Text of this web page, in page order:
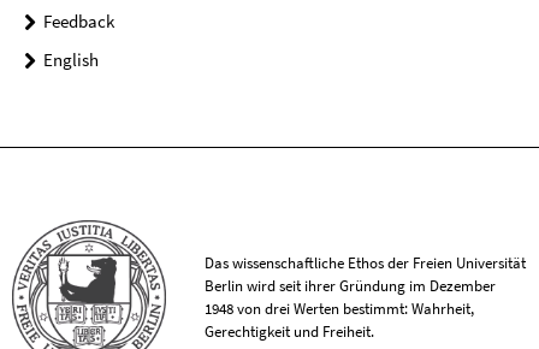
Feedback
English
Das wissenschaftliche Ethos der Freien Universität
Berlin wird seit ihrer Gründung im Dezember
1948 von drei Werten bestimmt: Wahrheit,
Gerechtigkeit und Freiheit.